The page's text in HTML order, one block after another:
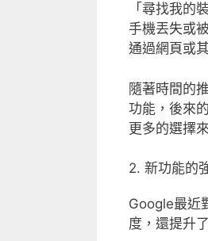
「尋找我的
手機丟失或
通過網頁或
隨著時間的
功能，後來
更多的選擇
2. 新功能的
Google最近
度，還提升